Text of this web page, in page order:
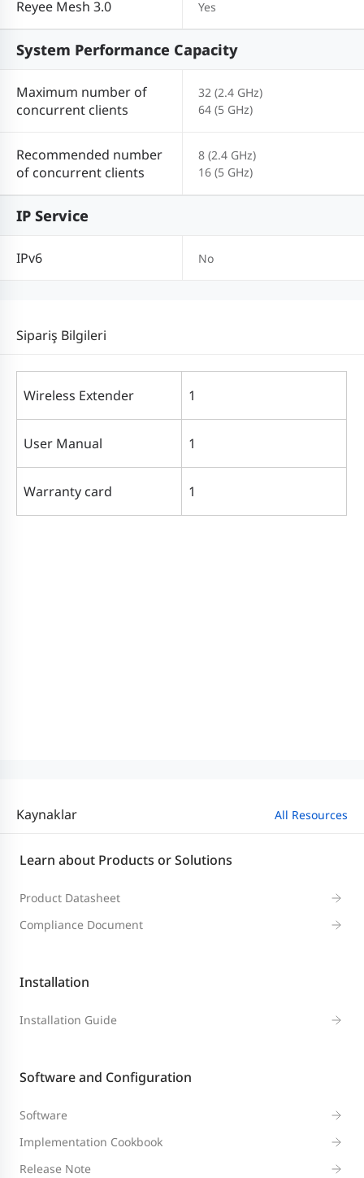
Reyee Mesh 3.0 Yes
System Performance Capacity
Maximum number of
concurrent clients
32 (2.4 GHz)
64 (5 GHz)
Recommended number
of concurrent clients
8 (2.4 GHz)
16 (5 GHz)
IP Service
IPv6 No
Sipariş Bilgileri
Wireless Extender 1
User Manual 1
Warranty card 1
Kaynaklar All Resources
Learn about Products or Solutions
Product Datasheet
Compliance Document
Installation
Installation Guide
Software and Configuration
Software
Implementation Cookbook
Release Note